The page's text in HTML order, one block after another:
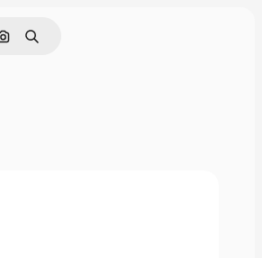
Görüntüyle ara
Aramak